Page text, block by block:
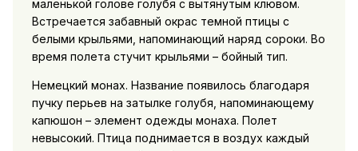
маленькой голове голубя с вытянутым клювом.
Встречается забавный окрас темной птицы с
белыми крыльями, напоминающий наряд сороки. Во
время полета стучит крыльями – бойный тип.
Немецкий монах. Название появилось благодаря
пучку перьев на затылке голубя, напоминающему
капюшон – элемент одежды монаха. Полет
невысокий. Птица поднимается в воздух каждый